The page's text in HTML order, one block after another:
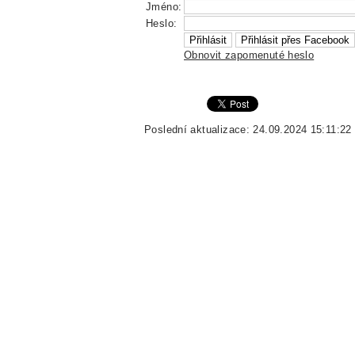
Jméno:
Heslo:
Obnovit zapomenuté heslo
Poslední aktualizace: 24.09.2024 15:11:22